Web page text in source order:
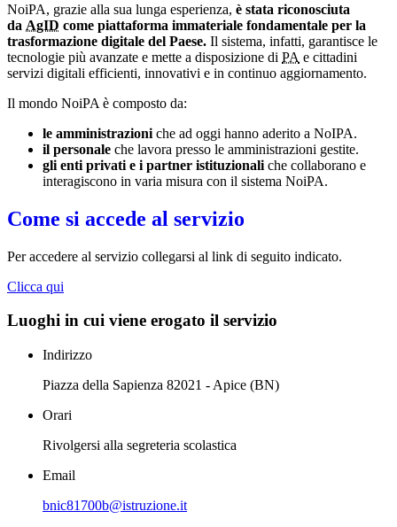
NoiPA, grazie alla sua lunga esperienza, è stata riconosciuta
da AgID come piattaforma immateriale fondamentale per la
trasformazione digitale del Paese. Il sistema, infatti, garantisce le
tecnologie più avanzate e mette a disposizione di PA e cittadini
servizi digitali efficienti, innovativi e in continuo aggiornamento.
Il mondo NoiPA è composto da:
le amministrazioni che ad oggi hanno aderito a NoIPA.
il personale che lavora presso le amministrazioni gestite.
gli enti privati e i partner istituzionali che collaborano e
interagiscono in varia misura con il sistema NoiPA.
Come si accede al servizio
Per accedere al servizio collegarsi al link di seguito indicato.
Clicca qui
Luoghi in cui viene erogato il servizio
Indirizzo
Piazza della Sapienza 82021 - Apice (BN)
Orari
Rivolgersi alla segreteria scolastica
Email
bnic81700b@istruzione.it